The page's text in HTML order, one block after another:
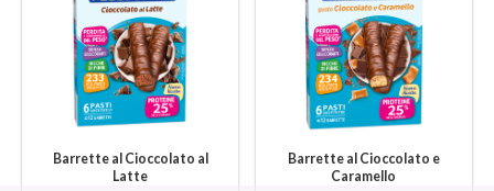
Barrette al Cioccolato al
Latte
Barrette al Cioccolato e
Caramello